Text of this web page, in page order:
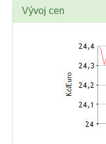
Vývoj cen